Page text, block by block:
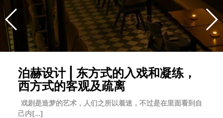
泊赫设计 | 东方式的入戏和凝练，
西方式的客观及疏离
戏剧是造梦的艺术，人们之所以着迷，不过是在里面看到自
己内[…]